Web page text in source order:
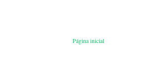
Página inicial